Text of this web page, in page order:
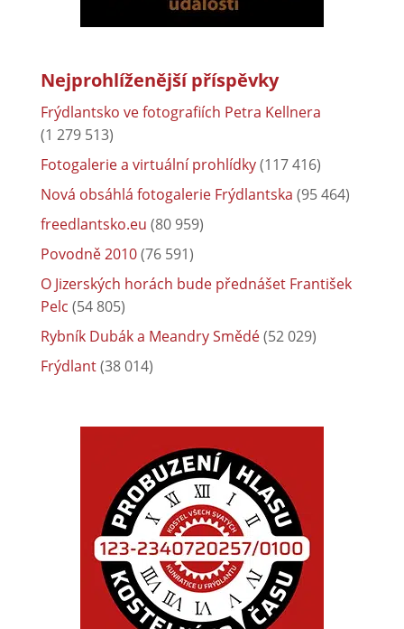
Nejprohlíženější příspěvky
Frýdlantsko ve fotografiích Petra Kellnera
(1 279 513)
Fotogalerie a virtuální prohlídky(117 416)
Nová obsáhlá fotogalerie Frýdlantska (95 464)
freedlantsko.eu (80 959)
Povodně 2010(76 591)
O Jizerských horách bude přednášet František
Pelc (54 805)
Rybník Dubák a Meandry Smědé(52 029)
Frýdlant(38 014)